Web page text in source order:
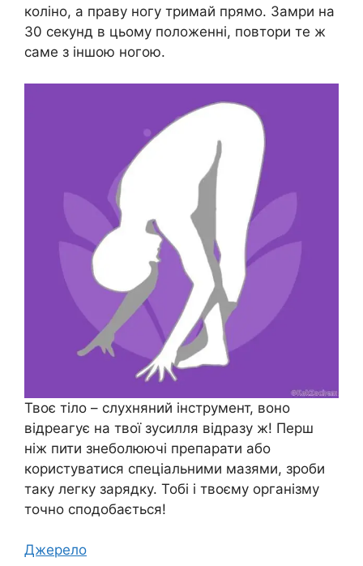
коліно, а праву ногу тримай прямо. Замри на
30 секунд в цьому положенні, повтори те ж
саме з іншою ногою.
Твоє тіло – слухняний інструмент, воно
відреагує на твої зусилля відразу ж! Перш
ніж пити знеболюючі препарати або
користуватися спеціальними мазями, зроби
таку легку зарядку. Тобі і твоєму організму
точно сподобається!
Джерело